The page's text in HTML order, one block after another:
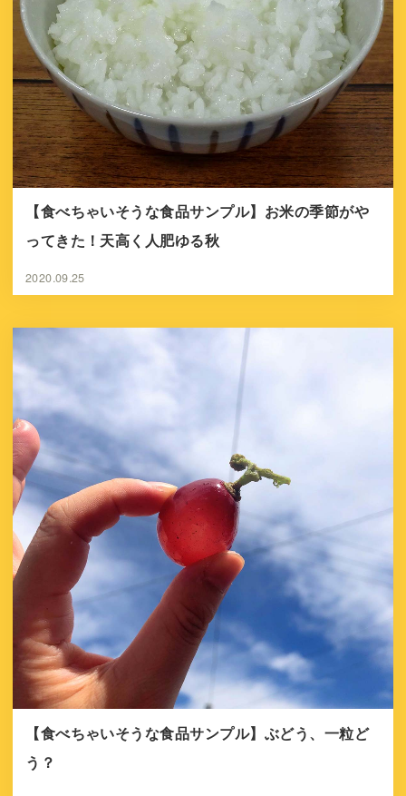
【食べちゃいそうな食品サンプル】お米の季節がや
ってきた！天高く人肥ゆる秋
2020.09.25
【食べちゃいそうな食品サンプル】ぶどう、一粒ど
う？